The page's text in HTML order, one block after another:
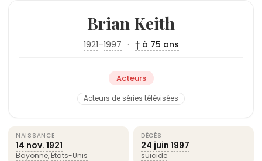
Brian Keith
1921–1997 · † à 75 ans
Acteurs
Acteurs de séries télévisées
NAISSANCE
14 nov. 1921
Bayonne, États-Unis
DÉCÈS
24 juin 1997
suicide